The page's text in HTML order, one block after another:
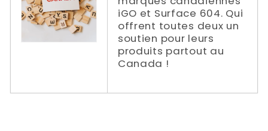
iGO et Surface 604. Qui
offrent toutes deux un
soutien pour leurs
produits partout au
Canada !